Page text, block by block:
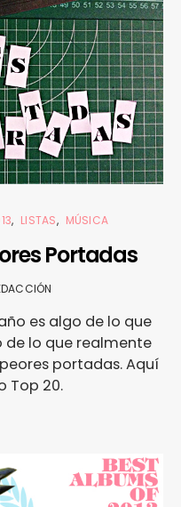
LISTAS MÚSICA
Portadas
es algo de lo que
de lo que realmente
portadas. Aquí
Top 20.